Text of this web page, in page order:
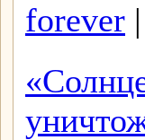
forever